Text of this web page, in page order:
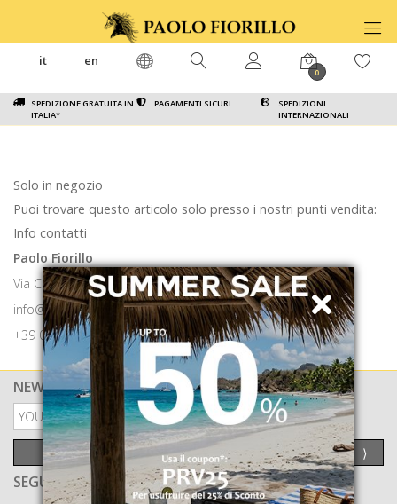
SPEDIZIONE GRATUITA IN
ITALIA*
PAGAMENTI SICURI
SPEDIZIONI
INTERNAZIONALI
it en
0
Solo in negozio
Puoi trovare questo articolo solo presso i nostri punti vendita:
Info contatti
Paolo Fiorillo
Via Calabritto 9 80121 Napoli
info@paolofiorillo.com
+39 081 1857 6024
NEWSLETTER
PRIVACY POLICY
INVIA ⟩
SEGUICI ANCHE SU